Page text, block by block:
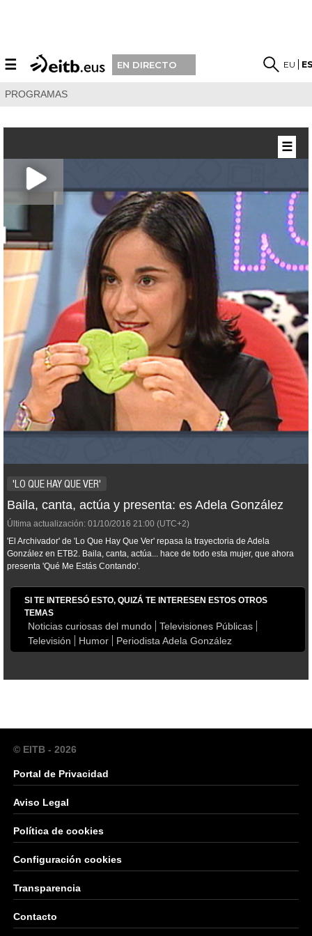
☰ EN DIRECTO EU
PROGRAMAS
'LO QUE HAY QUE VER'
Baila, canta, actúa y presenta: es Adela González
Última actualización: 01/10/2016 21:00 (UTC+2)
'El Archivador' de 'Lo Que Hay Que Ver' repasa la trayectoria de Adela
González en ETB2. Baila, canta, actúa... hace de todo esta mujer, que ahora
presenta 'Qué Me Estás Contando'.
SI TE INTERESÓ ESTO, QUIZÁ TE INTERESEN ESTOS OTROS
TEMAS
Noticias curiosas del mundo
Televisiones Públicas
Televisión
Humor Periodista Adela González
☰
© EITB - 2026
Portal de Privacidad
Aviso Legal
Política de cookies
Configuración cookies
Transparencia
Contacto